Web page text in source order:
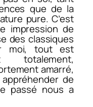
que de la
pure. C’est
impression de
des classiques
moi, tout est
amarré,
de
passé nous a